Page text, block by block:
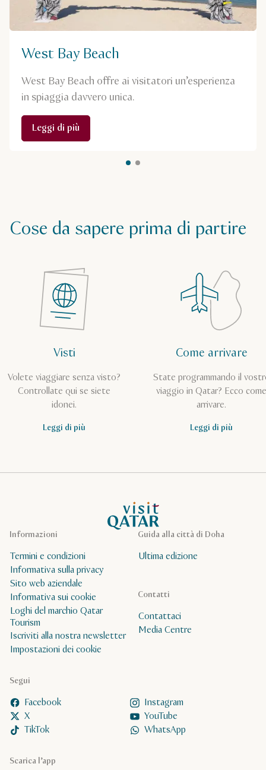
West Bay Beach
West Bay Beach offre ai visitatori un’esperienza
in spiaggia davvero unica.
Leggi di più
Cose da sapere prima di partire
Visti
Volete viaggiare senza visto?
Controllate qui se siete
idonei.
Leggi di più
Come arrivare
State programmando il
viaggio in Qatar? Ecco come
arrivare.
Leggi di più
Pagina iniziale Visit Qatar
Scarica l’app
Guida alla città di Doha
Ultima edizione
Segui
Facebook
Instagram
X
YouTube
TikTok
WhatsApp
Contatti
Contattaci
Media Centre
Informazioni
Termini e condizioni
Informativa sulla privacy
Sito web aziendale
Informativa sui cookie
Loghi del marchio Qatar
Tourism
Iscriviti alla nostra newsletter
Impostazioni dei cookie